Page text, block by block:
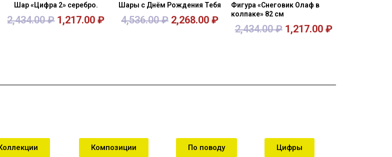
Шар «Цифра 2» серебро.
2,434.00₽ 1,217.00₽
Шары с Днём Рождения Тебя
4,536.00₽ 2,268.00₽
Фигура «Снеговик Олаф в
колпаке» 82 см
2,434.00₽ 1,217.00 ₽
Композиции По поводу Цифры